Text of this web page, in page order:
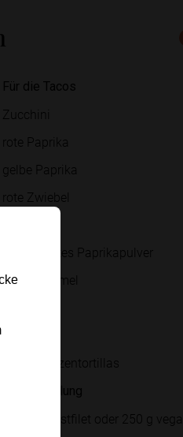
Für die Tacos
Zucchini
rote Paprika
gelbe Paprika
rote Zwiebel
geräuchertes Paprikapulver
Kreuzkümmel
kleine Weizentortillas
Für die Füllung
Hühnerbrustfilet oder 250 g